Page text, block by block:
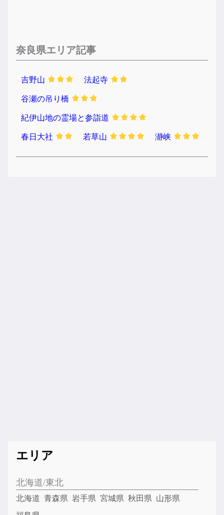
奈良県エリア記事
吉野山 法起寺
谷瀬の吊り橋
紀伊山地の霊場と参詣道
春日大社 若草山 瀞峡
エリア
北海道/東北
北海道 青森県 岩手県 宮城県 秋田県 山形県